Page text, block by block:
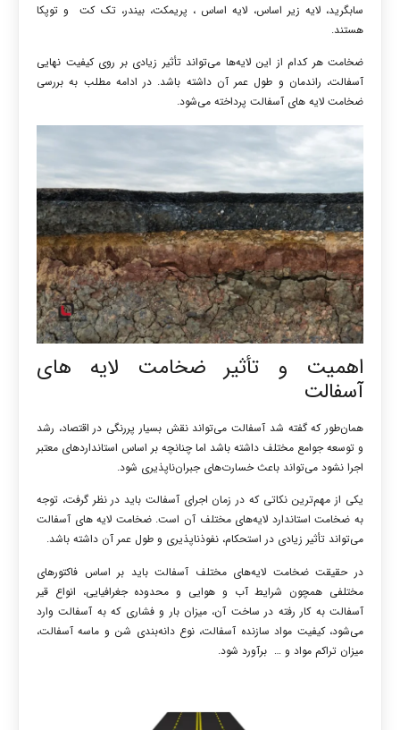
سابگرید، لایه زیر اساس، لایه اساس ، پریمکت، بیندر، تک کت و توپکا
هستند.
ضخامت هر کدام از این لایه‌ها می‌تواند تأثیر زیادی بر روی کیفیت نهایی
آسفالت، راندمان و طول عمر آن داشته باشد. در ادامه مطلب به بررسی
ضخامت لایه‌ های آسفالت پرداخته می‌شود.
اهمیت و تأثیر ضخامت لایه‌ های
آسفالت
همان‌طور که گفته شد آسفالت می‌تواند نقش بسیار پررنگی در اقتصاد، رشد
و توسعه جوامع مختلف داشته باشد اما چنانچه بر اساس استانداردهای معتبر
اجرا نشود می‌تواند باعث خسارت‌های جبران‌ناپذیری شود.
یکی از مهم‌ترین نکاتی که در زمان اجرای آسفالت باید در نظر گرفت، توجه
به ضخامت استاندارد لایه‌های مختلف آن است. ضخامت لایه‌ های آسفالت
می‌تواند تأثیر زیادی در استحکام، نفوذناپذیری و طول عمر آن داشته باشد.
در حقیقت ضخامت لایه‌های مختلف آسفالت باید بر اساس فاکتورهای
مختلفی همچون شرایط آب و هوایی و محدوده جغرافیایی، انواع قیر
آسفالت به کار رفته در ساخت آن، میزان بار و فشاری که به آسفالت وارد
می‌شود، کیفیت مواد سازنده آسفالت، نوع دانه‌بندی شن و ماسه آسفالت،
میزان تراکم مواد و … برآورد شود.